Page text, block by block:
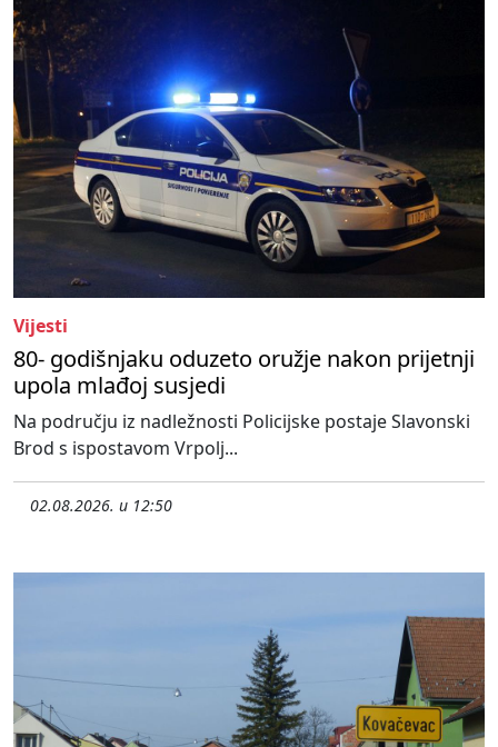
Vijesti
80- godišnjaku oduzeto oružje nakon prijetnji
upola mlađoj susjedi
Na području iz nadležnosti Policijske postaje Slavonski
Brod s ispostavom Vrpolj...
02.08.2026. u 12:50